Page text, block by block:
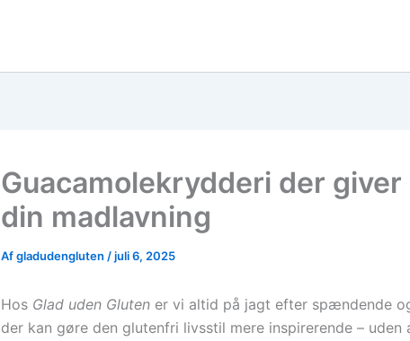
Guacamolekrydderi der
din madlavning
Afgladudengluten /juli 6, 2025
Hos Glad uden Gluten er vi altid på jagt efter spændende
der kan gøre den glutenfri livsstil mere inspirerende –